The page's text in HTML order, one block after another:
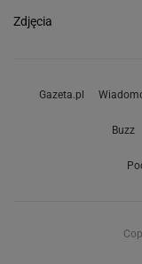
Zdjęcia
Gazeta.pl
Buzz